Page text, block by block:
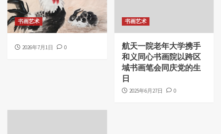
书画艺术
2026年7月1日 0
书画艺术
航天一院老年大学携手
和义同心书画院以跨区
域书画笔会同庆党的生
日
2025年6月27日 0